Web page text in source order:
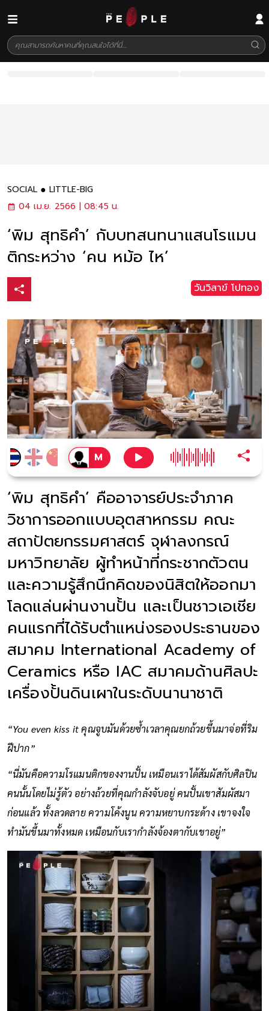
SOCIAL
LITTLE-BIG
04 เม.ย. 2566 | 08:45 น.
‘พิม สุทธิคำ’ กับบทสนทนาแสนโรแมน
ติกระหว่าง ‘คน หม้อ ไห’
วันวิสาข์ โปทอง
‘พิม สุทธิคำ’ คืออาจารย์ประจำภาค
วิชาการออกแบบอุตสาหกรรม คณะ
สถาปัตยกรรมศาสตร์ จุฬาลงกรณ์
มหาวิทยาลัย ผู้ทำหน้าที่กระชากตัวตน
และความรู้สึกนึกคิดของนิสิตให้ออกมา
โลดแล่นผ่านงานปั้น และเป็นชาวเอเชีย
คนแรกที่ได้รับตำแหน่งรองประธานของ
สมาคม International Academy of
Ceramics หรือ IAC สมาคมด้านศิลปะ
เครื่องปั้นดินเผาในระดับนานาชาติ
“You even kiss it คุณจูบมันด้วยซ้ำเวลาคุณยกถ้วยขึ้นมาจ่อที่ริม
ฝีปาก”
“นี่มันคือความโรแมนติกของงานปั้น เหมือนเราได้สัมผัสกับศิลปิน
คนนั้นโดยไม่รู้ตัว อย่างถ้วยที่คุณกำลังจับอยู่ คนปั้นเขาสัมผัสมา
ก่อนแล้ว ทั้งลวดลาย ความโค้งนูน ความหยาบกระด้าง เขาจงใจ
ทำมันขึ้นมาทั้งหมด เหมือนกับเรากำลังจ้องตากับเขาอยู่”